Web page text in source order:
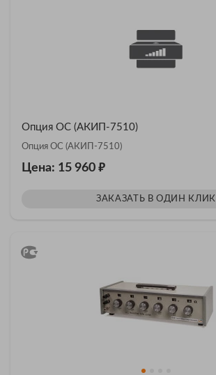
Опция OC (АКИП-7510)
Опция OC (АКИП-7510)
Цена: 15 960 ₽
ЗАКАЗАТЬ В ОДИН КЛИК